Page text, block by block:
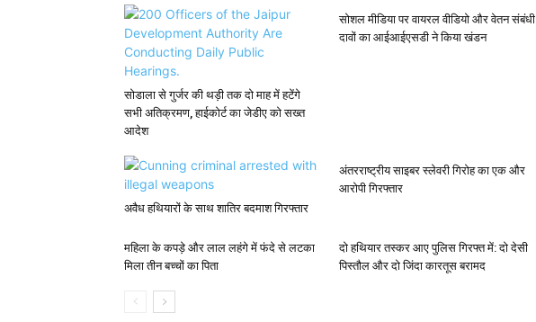
सोडाला से गुर्जर की थड़ी तक दो माह में हटेंगे
सभी अतिक्रमण, हाईकोर्ट का जेडीए को सख्त
आदेश
सोशल मीडिया पर वायरल वीडियो और वेतन संबंधी
दावों का आईआईएसडी ने किया खंडन
अवैध हथियारों के साथ शातिर बदमाश गिरफ्तार
अंतरराष्ट्रीय साइबर स्लेवरी गिरोह का एक और
आरोपी गिरफ्तार
महिला के कपड़े और लाल लहंगे में फंदे से लटका
मिला तीन बच्चों का पिता
दो हथियार तस्कर आए पुलिस गिरफ्त में: दो देसी
पिस्तौल और दो जिंदा कारतूस बरामद